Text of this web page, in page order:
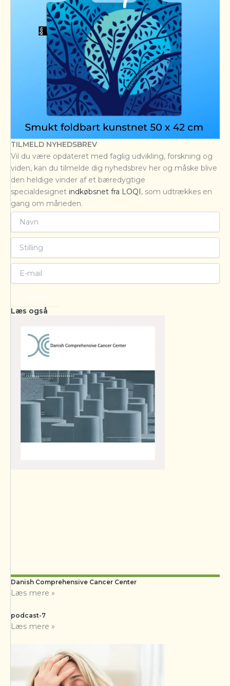
TILMELD NYHEDSBREV
Vil du være opdateret med faglig udvikling, forskning og
viden, kan du tilmelde dig nyhedsbrev her og måske blive
den heldige vinder af et bæredygtige
specialdesignet indkøbsnet fra LOQI, som udtrækkes en
gang om måneden.
Læs også
Danish Comprehensive Cancer Center
Læs mere »
podcast-7
Læs mere »